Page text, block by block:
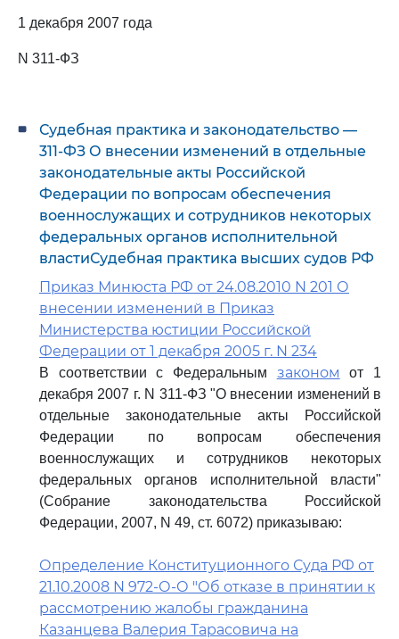
1 декабря 2007 года
N 311-ФЗ
Судебная практика и законодательство —
311-ФЗ О внесении изменений в отдельные
законодательные акты Российской
Федерации по вопросам обеспечения
военнослужащих и сотрудников некоторых
федеральных органов исполнительной
властиСудебная практика высших судов РФ
Приказ Минюста РФ от 24.08.2010 N 201 О
внесении изменений в Приказ
Министерства юстиции Российской
Федерации от 1 декабря 2005 г. N 234
В соответствии с Федеральным законом от 1
декабря 2007 г. N 311-ФЗ "О внесении изменений в
отдельные законодательные акты Российской
Федерации по вопросам обеспечения
военнослужащих и сотрудников некоторых
федеральных органов исполнительной власти"
(Собрание законодательства Российской
Федерации, 2007, N 49, ст. 6072) приказываю:
Определение Конституционного Суда РФ от
21.10.2008 N 972-О-О "Об отказе в принятии к
рассмотрению жалобы гражданина
Казанцева Валерия Тарасовича на